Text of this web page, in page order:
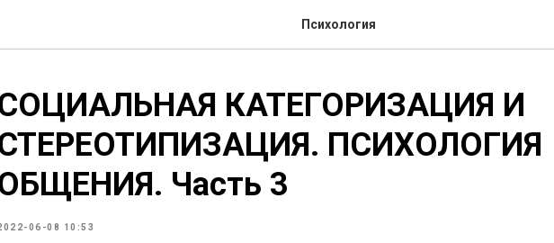
Психология
КАТЕГОРИЗАЦИЯ И
ПСИХОЛОГИЯ
Часть 3
06-08 10:53